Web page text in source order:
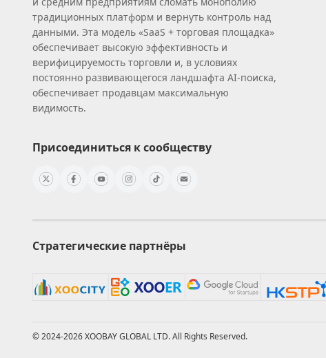
традиционных платформ и вернуть контроль над
данными. Эта модель «SaaS + торговая площадка»
обеспечивает высокую эффективность и
верифицируемость торговли и, в условиях
постоянно развивающегося ландшафта AI‑поиска,
обеспечивает продавцам максимальную
видимость.
Присоединиться к сообществу
Стратегические партнёры
© 2024-2026 XOOBAY GLOBAL LTD. All Rights Reserved.